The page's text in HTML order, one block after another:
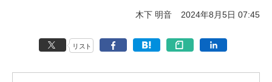
木下 明音 2024年8月5日 07:45
リスト